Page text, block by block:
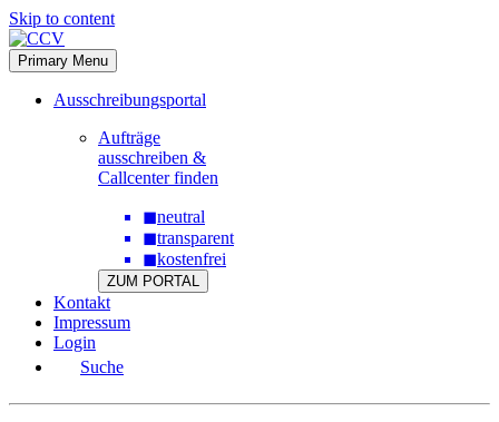
Skip to content
Primary Menu
Ausschreibungsportal
Aufträge
ausschreiben &
Callcenter finden
◼neutral
◼transparent
◼kostenfrei
ZUM PORTAL
Kontakt
Impressum
Login
Suche